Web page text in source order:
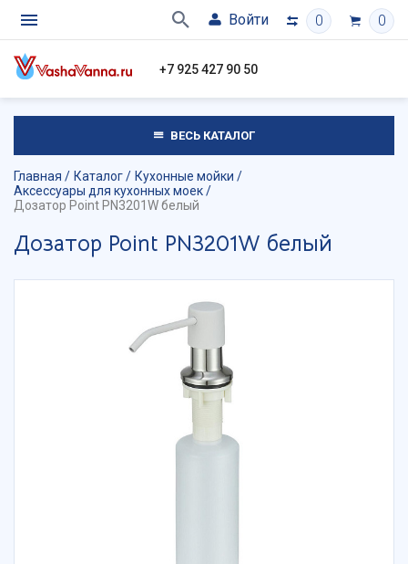
Войти 0 0
+7 925 427 90 50
ВЕСЬ КАТАЛОГ
Главная Каталог
Кухонные мойки
Аксессуары для кухонных моек
Дозатор Point PN3201W белый
Дозатор Point PN3201W белый